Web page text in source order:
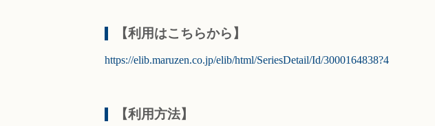
【利用はこちらから】
https://elib.maruzen.co.jp/elib/html/SeriesDetail/Id/3000164838?4
【利用方法】